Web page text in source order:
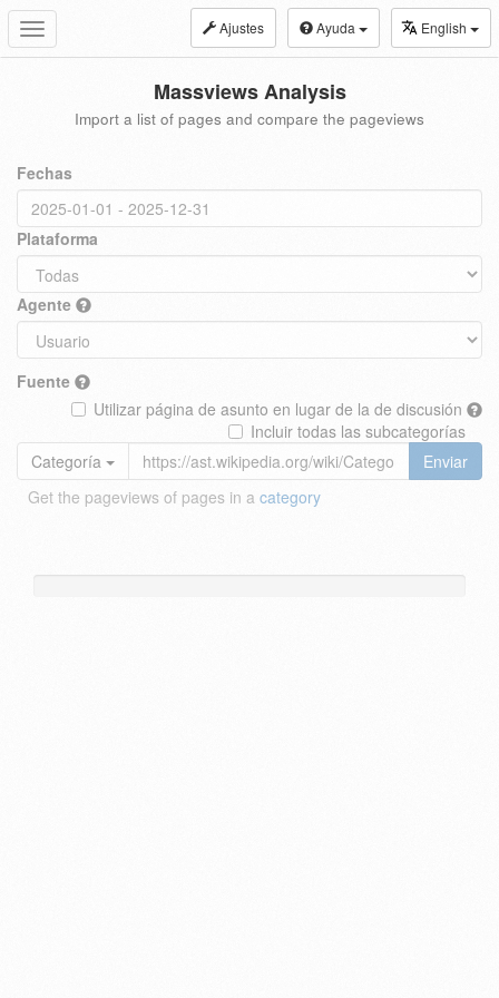
Toggle
navigation
Ajustes Ayuda English
Massviews Analysis
Import a list of pages and compare the pageviews
Fechas
Plataforma
Agente
Fuente
Utilizar página de asunto en lugar de la de discusión
Incluir todas las subcategorías
Categoría
Enviar
Get the pageviews of pages in a category